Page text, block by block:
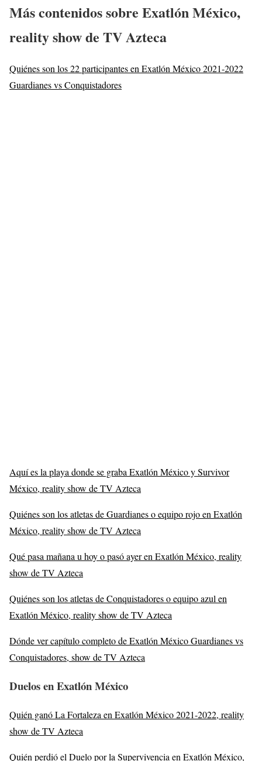
Más contenidos sobre Exatlón México,
reality show de TV Azteca
Quiénes son los 22 participantes en Exatlón México 2021-2022
Guardianes vs Conquistadores
Aquí es la playa donde se graba Exatlón México y Survivor
México, reality show de TV Azteca
Quiénes son los atletas de Guardianes o equipo rojo en Exatlón
México, reality show de TV Azteca
Qué pasa mañana u hoy o pasó ayer en Exatlón México, reality
show de TV Azteca
Quiénes son los atletas de Conquistadores o equipo azul en
Exatlón México, reality show de TV Azteca
Dónde ver capítulo completo de Exatlón México Guardianes vs
Conquistadores, show de TV Azteca
Duelos en Exatlón México
Quién ganó La Fortaleza en Exatlón México 2021-2022, reality
show de TV Azteca
Quién perdió el Duelo por la Supervivencia en Exatlón México,